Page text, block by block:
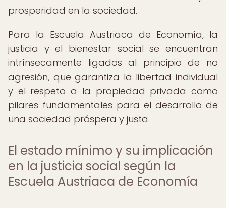
prosperidad en la sociedad.
Para la Escuela Austriaca de Economía, la
justicia y el bienestar social se encuentran
intrínsecamente ligados al principio de no
agresión, que garantiza la libertad individual
y el respeto a la propiedad privada como
pilares fundamentales para el desarrollo de
una sociedad próspera y justa.
El estado mínimo y su implicación
en la justicia social según la
Escuela Austriaca de Economía